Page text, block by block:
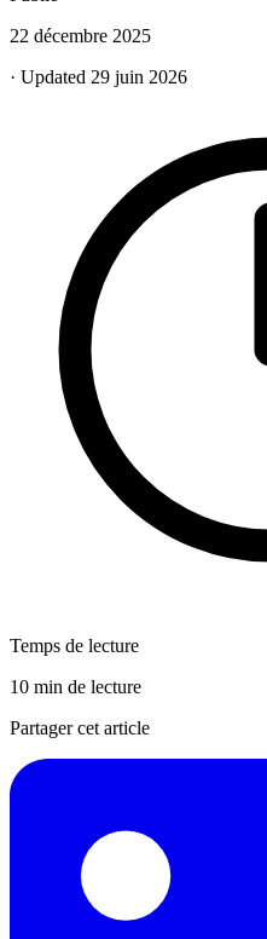
22 décembre 2025
· Updated 29 juin 2026
Temps de lecture
10 min de lecture
Partager cet article